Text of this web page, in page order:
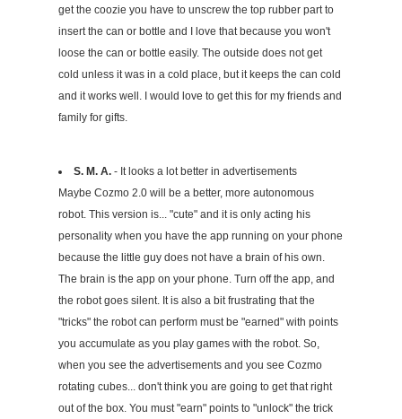
get the coozie you have to unscrew the top rubber part to
insert the can or bottle and I love that because you won't
loose the can or bottle easily. The outside does not get
cold unless it was in a cold place, but it keeps the can cold
and it works well. I would love to get this for my friends and
family for gifts.
S. M. A. - It looks a lot better in advertisements
Maybe Cozmo 2.0 will be a better, more autonomous
robot. This version is... "cute" and it is only acting his
personality when you have the app running on your phone
because the little guy does not have a brain of his own.
The brain is the app on your phone. Turn off the app, and
the robot goes silent. It is also a bit frustrating that the
"tricks" the robot can perform must be "earned" with points
you accumulate as you play games with the robot. So,
when you see the advertisements and you see Cozmo
rotating cubes... don't think you are going to get that right
out of the box. You must "earn" points to "unlock" the trick